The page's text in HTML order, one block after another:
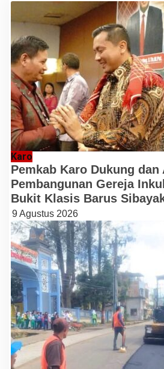
Karo
Pemkab Karo Dukung dan
Pembangunan Gereja
Bukit Klasis Barus
9 Agustus 2026